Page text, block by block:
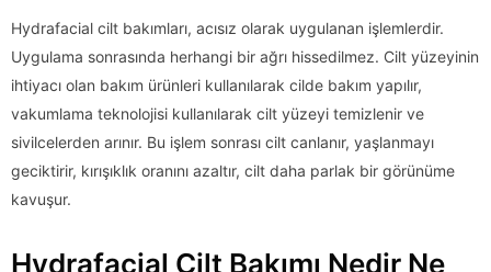
Hydrafacial cilt bakımları, acısız olarak uygulanan işlemlerdir.
Uygulama sonrasında herhangi bir ağrı hissedilmez. Cilt yüzeyinin
ihtiyacı olan bakım ürünleri kullanılarak cilde bakım yapılır,
vakumlama teknolojisi kullanılarak cilt yüzeyi temizlenir ve
sivilcelerden arınır. Bu işlem sonrası cilt canlanır, yaşlanmayı
geciktirir, kırışıklık oranını azaltır, cilt daha parlak bir görünüme
kavuşur.
Hydrafacial Cilt Bakımı Nedir Ne